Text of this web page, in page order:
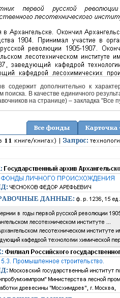
содержит дополнительно к
В качестве единичного
на странице) – закладка "Все